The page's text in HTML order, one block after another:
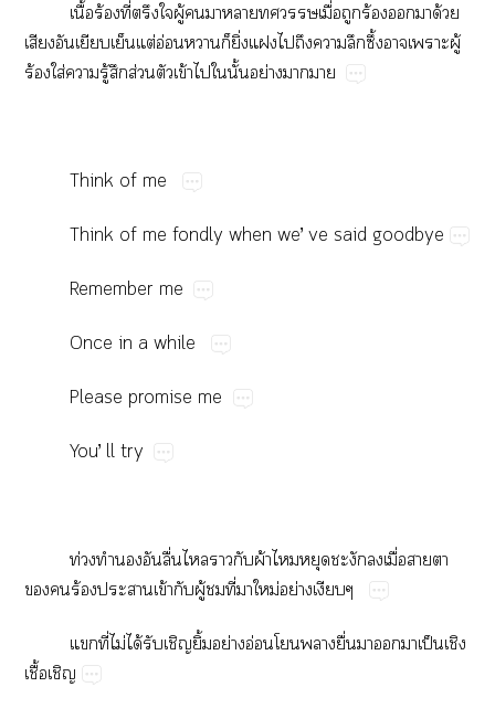
ื้​ร้​ี่​​​ู้​​​​​​ื่​​ร้​​​ด้​
​​​​ต่​อ่​​​ิ่​​​​​​ึ้​​​ู้​
ร้​ใส่​​ู้​​ส่​​ข้​​​ั้​ย่​​
Think​of​me
Think​of​me​fondly​when​we’​ve​said​goodbye
Remember​me
Once​in​a​while
Please​promise​me
You’​ll​try
ท่​​ื่​​​​ผ้​​​​​ื่​​​
​​ร้​​ข้​​ู้​​ี่​​ม่​ย่​
​ี่​ไม่​ได้​​​ิ้​ย่​อ่​​​ื่​​​​ป็​​
ื้​